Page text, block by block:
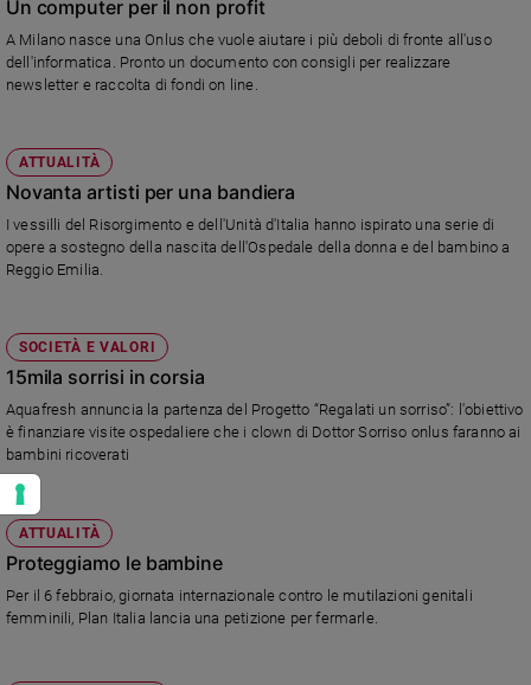
Un computer per il non profit
A Milano nasce una Onlus che vuole aiutare i più deboli di fronte all'uso
dell'informatica. Pronto un documento con consigli per realizzare
newsletter e raccolta di fondi on line.
ATTUALITÀ
Novanta artisti per una bandiera
I vessilli del Risorgimento e dell'Unità d'Italia hanno ispirato una serie di
opere a sostegno della nascita dell'Ospedale della donna e del bambino a
Reggio Emilia.
SOCIETÀ E VALORI
15mila sorrisi in corsia
Aquafresh annuncia la partenza del Progetto “Regalati un sorriso”: l'obiettivo
è finanziare visite ospedaliere che i clown di Dottor Sorriso onlus faranno ai
bambini ricoverati
ATTUALITÀ
Proteggiamo le bambine
Per il 6 febbraio, giornata internazionale contro le mutilazioni genitali
femminili, Plan Italia lancia una petizione per fermarle.